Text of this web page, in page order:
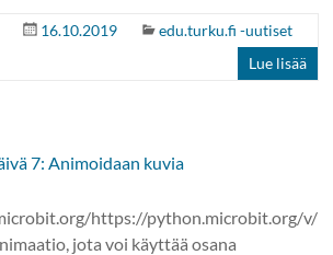
16.10.2019
edu.turku.fi -uutiset
Lue lisää
7: Animoidaan kuvia
https://python.microbit.org/v/
jota voi käyttää osana